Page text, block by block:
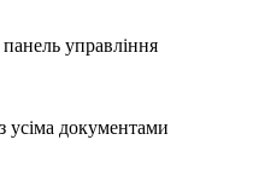
управління
усіма документами